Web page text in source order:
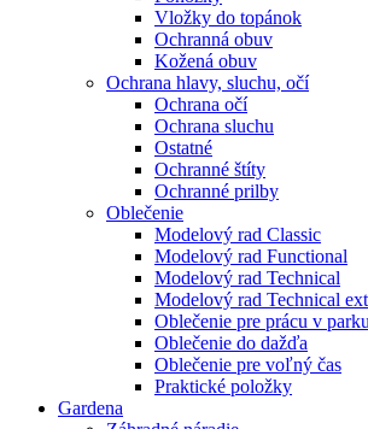
Vložky do topánok
Ochranná obuv
Kožená obuv
Ochrana hlavy, sluchu, očí
Ochrana očí
Ochrana sluchu
Ostatné
Ochranné štíty
Ochranné prilby
Oblečenie
Modelový rad Classic
Modelový rad Functional
Modelový rad Technical
Modelový rad Technical
Oblečenie pre prácu v
Oblečenie do dažďa
Oblečenie pre voľný čas
Praktické položky
Gardena